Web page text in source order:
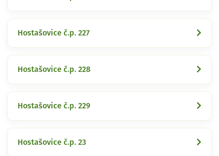
Hostašovice č.p. 227
Hostašovice č.p. 228
Hostašovice č.p. 229
Hostašovice č.p. 23